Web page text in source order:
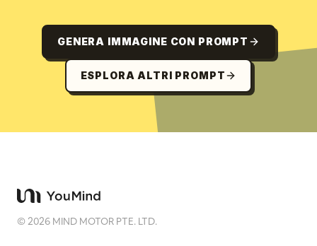
GENERA IMMAGINE CON PROMPT
ESPLORA ALTRI PROMPT
©2026 MIND MOTOR PTE. LTD.